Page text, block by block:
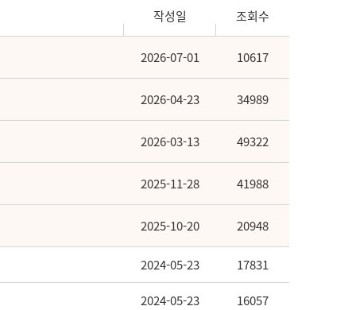
작성일 조회수
2026-07-01 10617
2026-04-23 34989
2026-03-13 49322
2025-11-28 41988
2025-10-20 20948
2024-05-23 17831
2024-05-23 16057